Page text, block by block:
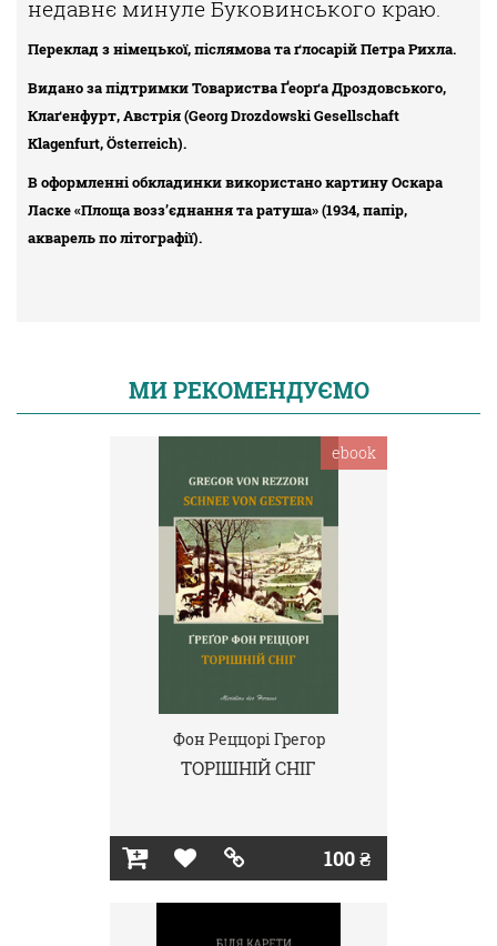
недавнє минуле Буковинського краю.
Переклад з німецької, післямова та ґлосарій Петра Рихла.
Видано за підтримки Товариства Ґеорґа Дроздовського,
Клаґенфурт, Австрія (Georg Drozdowski Gesellschaft
Klagenfurt, Österreich).
В оформленні обкладинки використано картину Оскара
Ласке «Площа возз’єднання та ратуша» (1934, папір,
акварель по літографії).
МИ РЕКОМЕНДУЄМО
Фон Реццорі Грегор
ТОРІШНІЙ СНІГ
100 ₴
ebook